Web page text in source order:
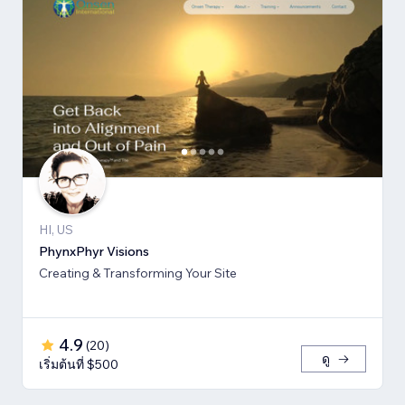
HI, US
PhynxPhyr Visions
Creating & Transforming Your Site
4.9 (20)
เริ่มต้นที่ $500
ดู